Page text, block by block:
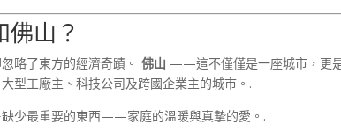
山？
略了東方的經濟奇蹟。佛山 ——這不僅僅是一座城市，更
型工廠主、科技公司及跨國企業主的城市。.
少最重要的東西——家庭的溫暖與真摯的愛。.